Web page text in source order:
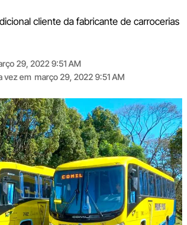
cliente da fabricante de carrocerias
29, 2022 9:51 AM
vez em março 29, 2022 9:51 AM